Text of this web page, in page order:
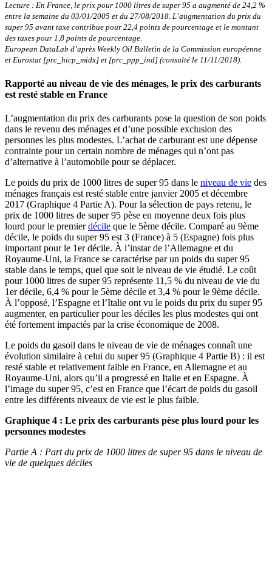
Lecture : En France, le prix pour 1000 litres de super 95 a augmenté de 24,2 %
entre la semaine du 03/01/2005 et du 27/08/2018. L’augmentation du prix du
super 95 avant taxe contribue pour 22,4 points de pourcentage et le montant
des taxes pour 1,8 points de pourcentage.
European DataLab d’après Weekly Oil Bulletin de la Commission européenne
et Eurostat [prc_hicp_midx] et [prc_ppp_ind] (consulté le 11/11/2018).
Rapporté au niveau de vie des ménages, le prix des carburants
est resté stable en France
L’augmentation du prix des carburants pose la question de son poids
dans le revenu des ménages et d’une possible exclusion des
personnes les plus modestes. L’achat de carburant est une dépense
contrainte pour un certain nombre de ménages qui n’ont pas
d’alternative à l’automobile pour se déplacer.
Le poids du prix de 1000 litres de super 95 dans le niveau de vie des
ménages français est resté stable entre janvier 2005 et décembre
2017 (Graphique 4 Partie A). Pour la sélection de pays retenu, le
prix de 1000 litres de super 95 pèse en moyenne deux fois plus
lourd pour le premierdécile que le 5ème décile. Comparé au 9ème
décile, le poids du super 95 est 3 (France) à 5 (Espagne) fois plus
important pour le 1er décile. À l’instar de l’Allemagne et du
Royaume-Uni, la France se caractérise par un poids du super 95
stable dans le temps, quel que soit le niveau de vie étudié. Le coût
pour 1000 litres de super 95 représente 11,5 % du niveau de vie du
1er décile, 6,4 % pour le 5ème décile et 3,4 % pour le 9ème décile.
À l’opposé, l’Espagne et l’Italie ont vu le poids du prix du super 95
augmenter, en particulier pour les déciles les plus modestes qui ont
été fortement impactés par la crise économique de 2008.
Le poids du gasoil dans le niveau de vie de ménages connaît une
évolution similaire à celui du super 95 (Graphique 4 Partie B) : il est
resté stable et relativement faible en France, en Allemagne et au
Royaume-Uni, alors qu’il a progressé en Italie et en Espagne. À
l’image du super 95, c’est en France que l’écart de poids du gasoil
entre les différents niveaux de vie est le plus faible.
Graphique 4 : Le prix des carburants pèse plus lourd pour les
personnes modestes
Partie A : Part du prix de 1000 litres de super 95 dans le niveau de
vie de quelques déciles